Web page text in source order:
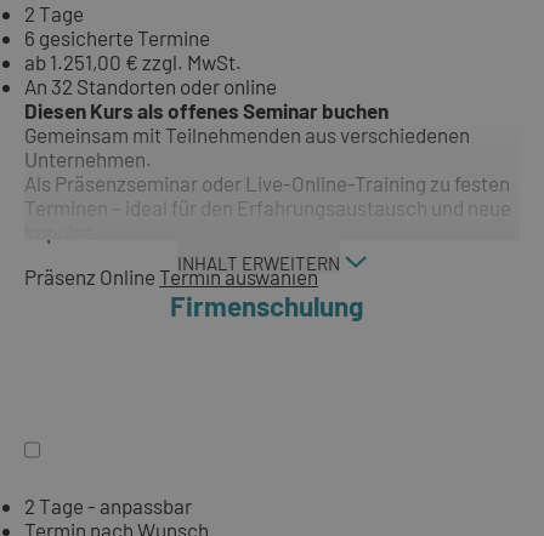
2 Tage
6 gesicherte Termine
ab 1.251,00 € zzgl. MwSt.
An 32 Standorten oder online
Diesen Kurs als offenes Seminar buchen
Gemeinsam mit Teilnehmenden aus verschiedenen
Unternehmen.
Als Präsenzseminar oder Live-Online-Training zu festen
Terminen – ideal für den Erfahrungsaustausch und neue
INHALT ERWEITERN
Präsenz Online Termin auswählen
Firmenschulung
2 Tage - anpassbar
Termin nach Wunsch